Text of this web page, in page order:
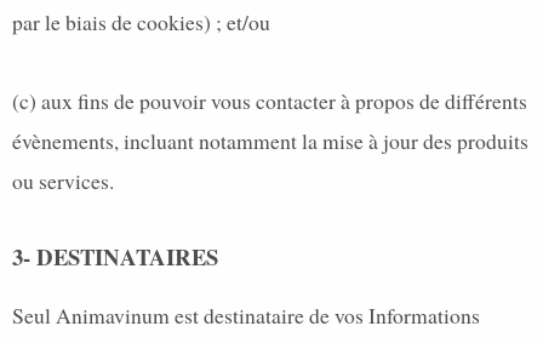
par le biais de cookies) ; et/ou
(c) aux fins de pouvoir vous contacter à propos de différents
évènements, incluant notamment la mise à jour des produits
ou services.
3- DESTINATAIRES
Seul Animavinum est destinataire de vos Informations